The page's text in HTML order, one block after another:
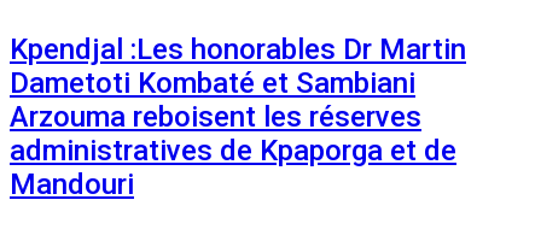
Kpendjal :Les honorables Dr Martin
Dametoti Kombaté et Sambiani
Arzouma reboisent les réserves
administratives de Kpaporga et de
Mandouri